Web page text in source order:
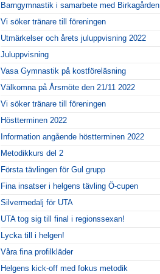
Barngymnastik i samarbete med Birkagården
Vi söker tränare till föreningen
Utmärkelser och årets juluppvisning 2022
Juluppvisning
Vasa Gymnastik på kostföreläsning
Välkomna på Årsmöte den 21/11 2022
Vi söker tränare till föreningen
Höstterminen 2022
Information angående höstterminen 2022
Metodikkurs del 2
Första tävlingen för Gul grupp
Fina insatser i helgens tävling Ö-cupen
Silvermedalj för UTA
UTA tog sig till final i regionssexan!
Lycka till i helgen!
Våra fina profilkläder
Helgens kick-off med fokus metodik